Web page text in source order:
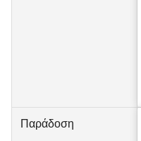
Παράδοση